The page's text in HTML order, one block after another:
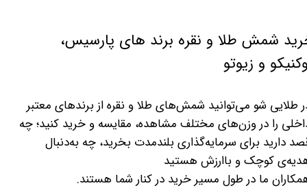
شمش طلا و نقره برند های پارسیس،
و زیوتو
طلایی شو می‌توانید شمش‌های طلا و نقره از برندهای معتبر
را در وزن‌های مختلف مشاهده، مقایسه و خرید کنید؛ چه
دارید برای سرمایه‌گذاری بلندمدت بخرید، چه به‌دنبال
کوچک و باارزش هستید
ما در طول مسیر خرید در کنار شما هستند.